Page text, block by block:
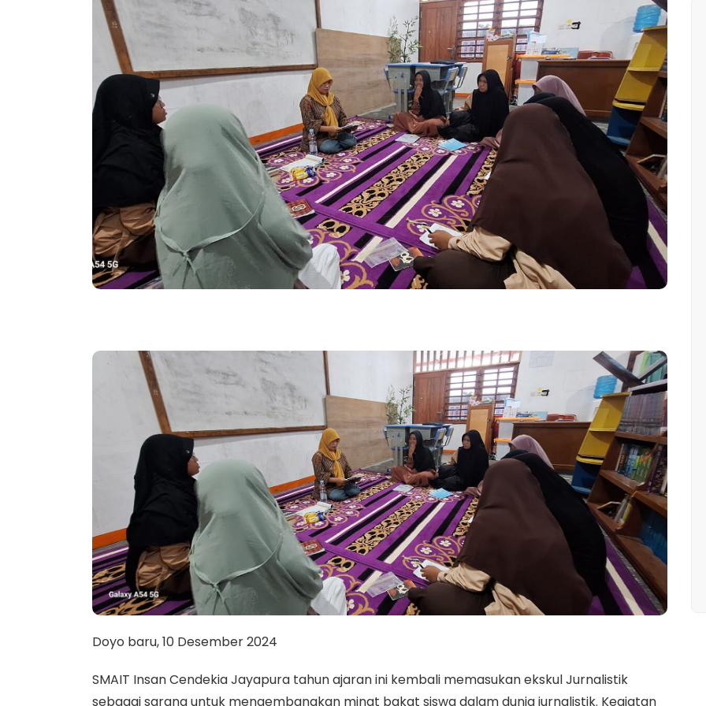
Doyo baru, 10 Desember 2024
SMAIT Insan Cendekia Jayapura tahun ajaran ini kembali memasukan ekskul Jurnalistik
sebagai sarana untuk mengembangkan minat bakat siswa dalam dunia jurnalistik. Kegiatan